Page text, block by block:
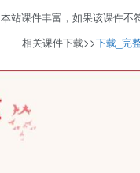
本站课件丰富，如果该课件不
相关课件下载>>下载_完